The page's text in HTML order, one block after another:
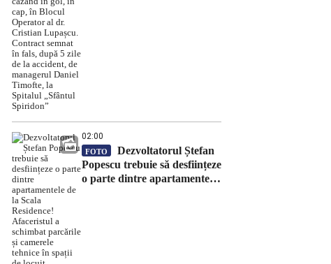
02:00
FOTO
Dezvoltatorul Ștefan
Popescu trebuie să desființeze
o parte dintre apartamentele